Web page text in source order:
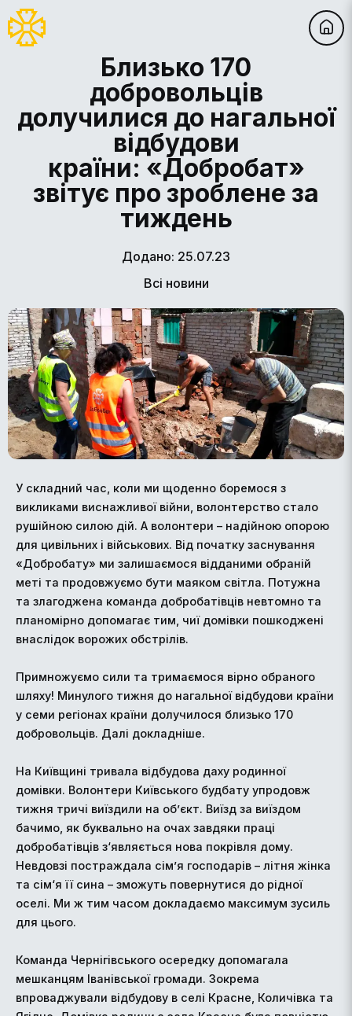
Близько 170
добровольців
долучилися до нагальної
відбудови
країни: «Добробат»
звітує про зроблене за
тиждень
Додано: 25.07.23
Всі новини
У складний час, коли ми щоденно боремося з
викликами виснажливої війни, волонтерство стало
рушійною силою дій. А волонтери – надійною опорою
для цивільних і військових. Від початку заснування
«Добробату» ми залишаємося відданими обраній
меті та продовжуємо бути маяком світла. Потужна
та злагоджена команда добробатівців невтомно та
планомірно допомагає тим, чиї домівки пошкоджені
внаслідок ворожих обстрілів.
Примножуємо сили та тримаємося вірно обраного
шляху! Минулого тижня до нагальної відбудови країни
у семи регіонах країни долучилося близько 170
добровольців. Далі докладніше.
На Київщині тривала відбудова даху родинної
домівки. Волонтери Київського будбату упродовж
тижня тричі виїздили на об’єкт. Виїзд за виїздом
бачимо, як буквально на очах завдяки праці
добробатівців з‘являється нова покрівля дому.
Невдовзі постраждала сім’я господарів – літня жінка
та сім‘я її сина – зможуть повернутися до рідної
оселі. Ми ж тим часом докладаємо максимум зусиль
для цього.
Команда Чернігівського осередку допомагала
мешканцям Іванівської громади. Зокрема
впроваджували відбудову в селі Красне, Количівка та